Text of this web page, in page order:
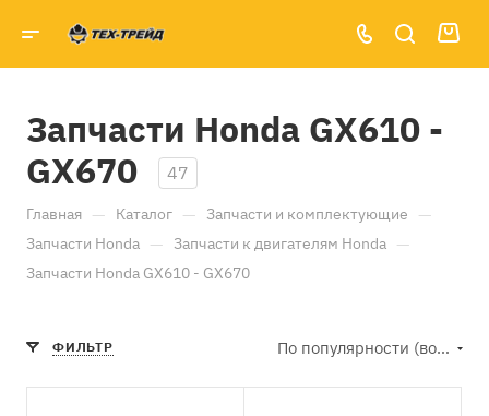
Запчасти Honda GX610 -
GX670
47
Главная — Каталог — Запчасти и комплектующие —
Запчасти Honda — Запчасти к двигателям Honda —
Запчасти Honda GX610 - GX670
ФИЛЬТР По популярности (возрастание)